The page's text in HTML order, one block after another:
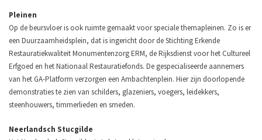
Pleinen
Op de beursvloer is ook ruimte gemaakt voor speciale themapleinen. Zo is er
een Duurzaamheidsplein, dat is ingericht door de Stichting Erkende
Restauratiekwaliteit Monumentenzorg ERM, de Rijksdienst voor het Cultureel
Erfgoed en het Nationaal Restauratiefonds. De gespecialiseerde aannemers
van het GA-Platform verzorgen een Ambachtenplein. Hier zijn doorlopende
demonstraties te zien van schilders, glazeniers, voegers, leidekkers,
steenhouwers, timmerlieden en smeden.
Neerlandsch Stucgilde